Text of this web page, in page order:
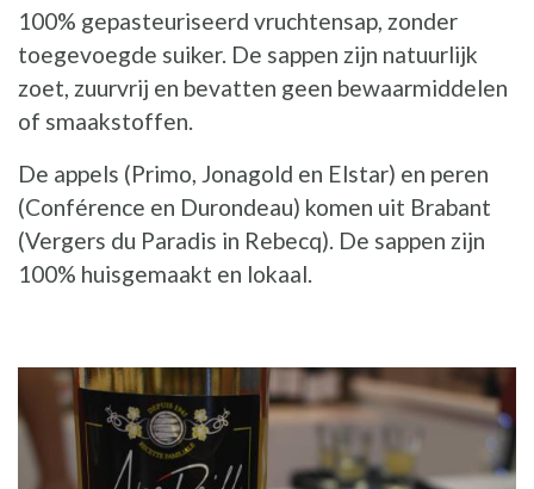
100% gepasteuriseerd vruchtensap, zonder
toegevoegde suiker. De sappen zijn natuurlijk
zoet, zuurvrij en bevatten geen bewaarmiddelen
of smaakstoffen.
De appels (Primo, Jonagold en Elstar) en peren
(Conférence en Durondeau) komen uit Brabant
(Vergers du Paradis in Rebecq). De sappen zijn
100% huisgemaakt en lokaal.
ILLUSTRATIE